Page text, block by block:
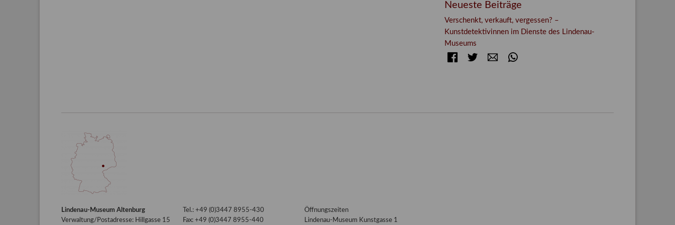
Neueste Beiträge
Verschenkt, verkauft, vergessen? –
Kunstdetektivinnen im Dienste des Lindenau-
Museums
FacebookTwitter E-mail
Lindenau-Museum Altenburg
Verwaltung/Postadresse: Hillgasse 15
Tel.: +49 (0)3447 8955-430
Fax: +49 (0)3447 8955-440
Öffnungszeiten
Lindenau-Museum Kunstgasse 1